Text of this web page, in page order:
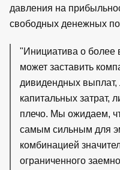
давления на
свободных денежных
"Инициатива о более
может заставить
дивидендных
капитальных затрат,
плечо. Мы ожидаем,
самым сильным для
комбинацией
ограниченного